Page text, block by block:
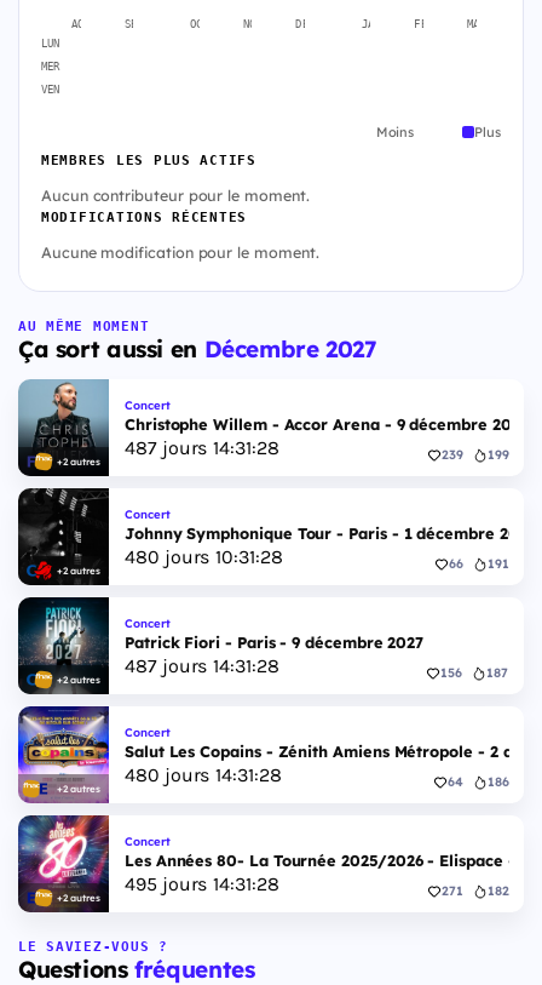
AOÛT SEPT. OCT. NOV. DÉC. JANV. FÉVR. MARS
LUN
MER
VEN
Moins Plus
MEMBRES LES PLUS ACTIFS
Aucun contributeur pour le moment.
MODIFICATIONS RÉCENTES
Aucune modification pour le moment.
AU MÊME MOMENT
Ça sort aussi en Décembre 2027
+2 autres
Concert
Christophe Willem - Accor Arena - 9 décembre 2027
487jours 14:31:27 239 199
+2 autres
Concert
Johnny Symphonique Tour - Paris - 1 décembre 2027
480 jours 10:31:27 66 191
+2 autres
Concert
Patrick Fiori - Paris - 9 décembre 2027
487jours 14:31:27 156 187
+2 autres
Concert
Salut Les Copains - Zénith Amiens Métropole - 2
480 jours 14:31:27 64 186
+2 autres
Concert
Les Années 80- La Tournée 2025/2026 - Elispace -
495 jours 14:31:27 271 182
LE SAVIEZ-VOUS ?
Questionsfréquentes